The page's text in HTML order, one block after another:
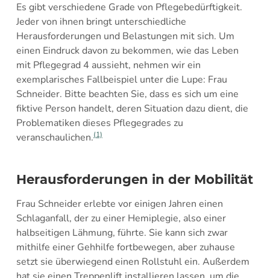
Es gibt verschiedene Grade von Pflegebedürftigkeit.
Jeder von ihnen bringt unterschiedliche
Herausforderungen und Belastungen mit sich. Um
einen Eindruck davon zu bekommen, wie das Leben
mit Pflegegrad 4 aussieht, nehmen wir ein
exemplarisches Fallbeispiel unter die Lupe: Frau
Schneider. Bitte beachten Sie, dass es sich um eine
fiktive Person handelt, deren Situation dazu dient, die
Problematiken dieses Pflegegrades zu
veranschaulichen.(1)
Herausforderungen in der Mobilität
Frau Schneider erlebte vor einigen Jahren einen
Schlaganfall, der zu einer Hemiplegie, also einer
halbseitigen Lähmung, führte. Sie kann sich zwar
mithilfe einer Gehhilfe fortbewegen, aber zuhause
setzt sie überwiegend einen Rollstuhl ein. Außerdem